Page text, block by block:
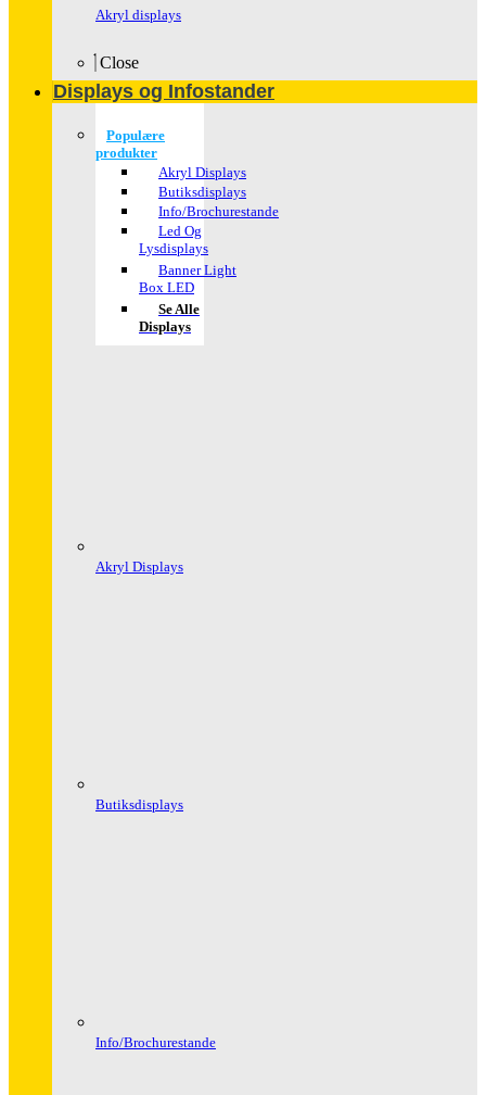
Akryl displays
Close
Displays og Infostander
Populære
produkter
Akryl Displays
Butiksdisplays
Info/Brochurestande
Led Og
Lysdisplays
Banner Light
Box LED
Se Alle
Displays
Akryl Displays
Butiksdisplays
Info/Brochurestande